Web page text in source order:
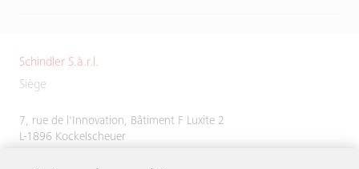
Schindler S.à.r.l.
Siège
7, rue de l'Innovation, Bâtiment F Luxite 2
L-1896 Kockelscheuer